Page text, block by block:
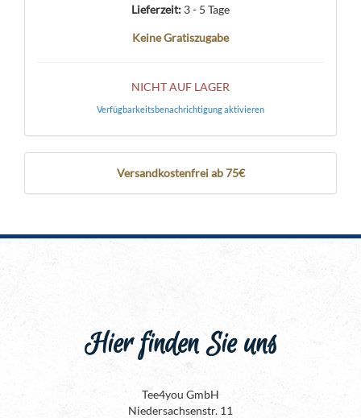
Lieferzeit: 3 - 5 Tage
Keine Gratiszugabe
NICHT AUF LAGER
Verfügbarkeitsbenachrichtigung aktivieren
Versandkostenfrei ab 75€
Hier finden Sie uns
Tee4you GmbH
Niedersachsenstr. 11